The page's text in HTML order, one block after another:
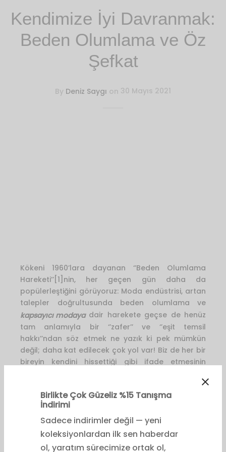
₺1,300.00
Bu
ürünün
birden
fazla
Seçenekler
Kendimize İyi Davranmak:
Beden Olumlama ve Öz
Şefkat
By Deniz Saygı on 30 Mayıs 2021
Kökeni 1960’lara dayanan ‘’Beden Olumlama
Hareketi’’[1]nin, her geçen gün daha da
popülerleştiğini görüyoruz: Moda endüstrisi, artan
talepler doğrultusunda beden olumlama ve
kapsayıcı modaya dair harekete geçse de henüz
tam anlamıyla bir ‘’zafer’’ ve ‘’eşit temsil
hakkı’’ndan söz etmek ne yazık ki pek mümkün
değil; daha kat edilecek çok yol var! Biz de her bir
bireyin kendini hissettiği gibi ifade etmesinin
önemseyerek, gözeterek ve kutlayarak moda
tasarımına kapsayıcı bir bakış ile yaklaşıyoruz.
Savunduğumuz felsefenin temelinde bedenimizle
şefkatli bir ilişki kurmak ve onunla iyi hissetmek yer
alıyor.